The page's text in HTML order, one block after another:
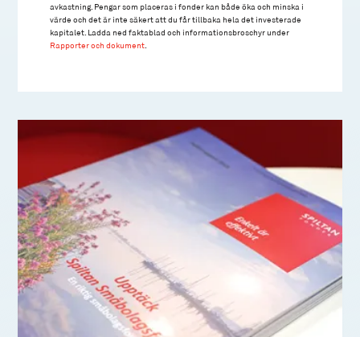
avkastning. Pengar som placeras i fonder kan både öka och minska i
värde och det är inte säkert att du får tillbaka hela det investerade
kapitalet. Ladda ned faktablad och informationsbroschyr under
Rapporter och dokument